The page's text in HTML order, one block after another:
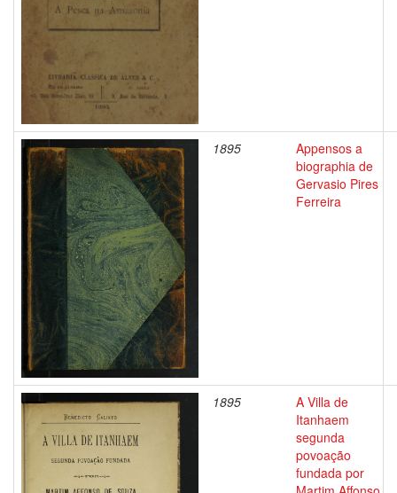
1895
Appensos a
biographia de
Gervasio Pires
Ferreira
1895
A Villa de
Itanhaem
segunda
povoação
fundada por